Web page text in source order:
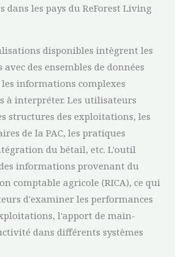
dans les pays du ReForest Living
disponibles intègrent les
des ensembles de données
informations complexes
à interpréter. Les utilisateurs
structures des exploitations, les
de la PAC, les pratiques
du bétail, etc. L'outil
informations provenant du
comptable agricole (RICA), ce qui
d'examiner les performances
l'apport de main-
dans différents systèmes